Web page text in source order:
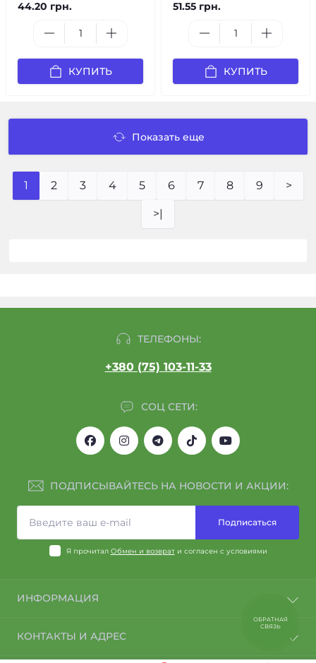
44.20 грн.
КУПИТЬ
51.55 грн.
КУПИТЬ
Показать еще
1 2 3 4 5 6 7 8 9 >
>|
ТЕЛЕФОНЫ:
+380 (75) 103-11-33
СОЦ СЕТИ:
ПОДПИСЫВАЙТЕСЬ НА НОВОСТИ И АКЦИИ:
Подписаться
Я прочитал Обмен и возврати согласен с условиями
ИНФОРМАЦИЯ
Политика конфиденциальности
КОНТАКТЫ И АДРЕС
ОБРАТНАЯ
СВЯЗЬ